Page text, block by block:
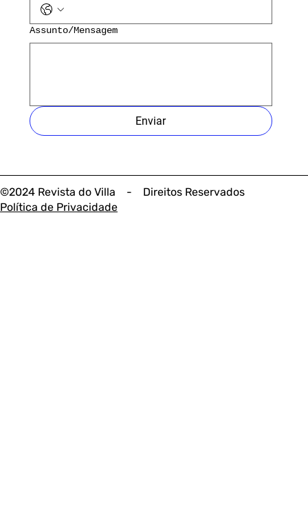
©2024 Revista do Villa - Direitos Reservados
Política de Privacidade
Assunto/Mensagem
Enviar